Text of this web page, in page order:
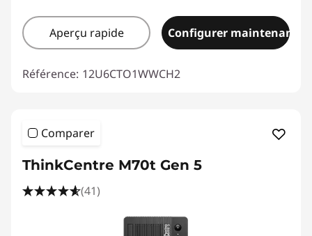
Aperçu rapide Configurer maintenant
Référence: 12U6CTO1WWCH2
Comparer
ThinkCentre M70t Gen 5
(41)